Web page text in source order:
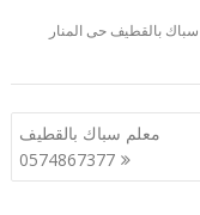
سباك بالقطيف حى المنار
معلم سباك بالقطيف
0574867377